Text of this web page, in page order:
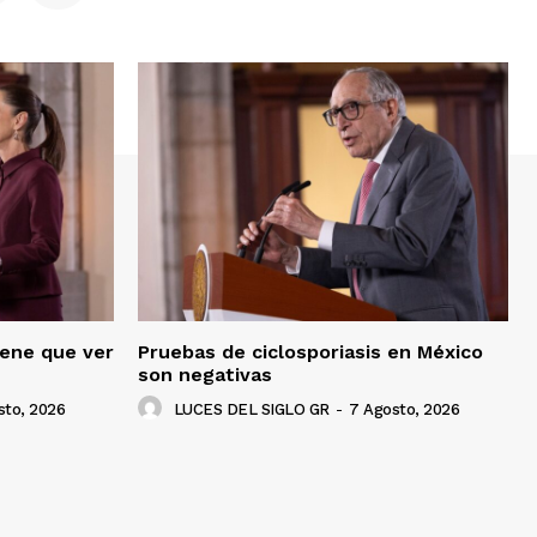
que ver
2026
Pruebas de ciclosporiasis en México
son negativas
LUCES DEL SIGLO GR - 7 Agosto, 2026